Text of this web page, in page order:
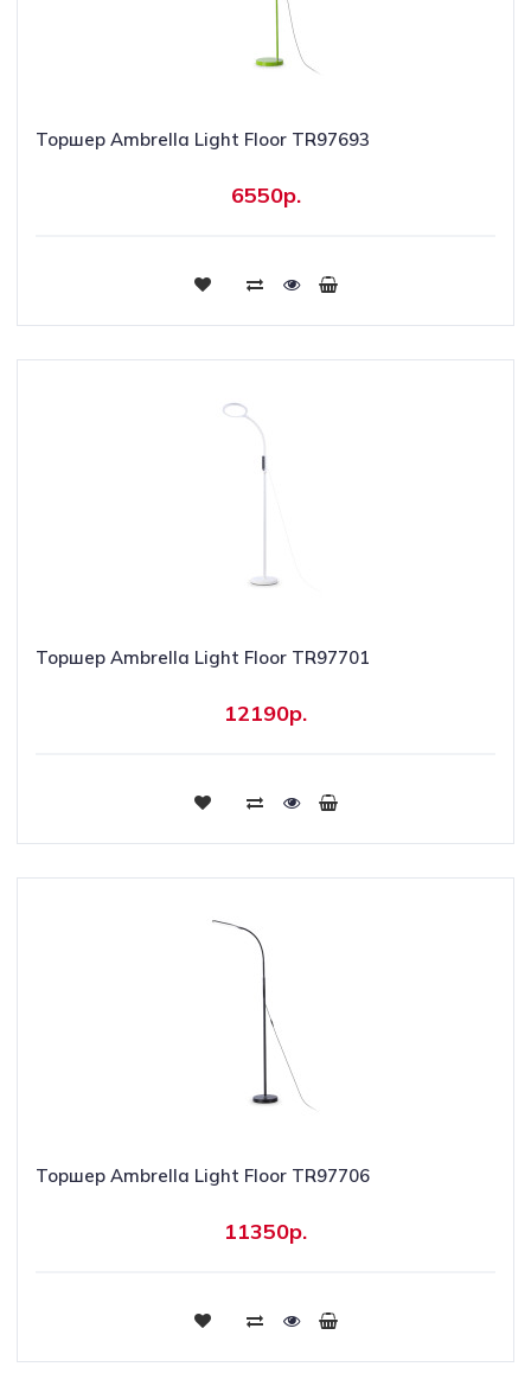
Торшер Ambrella Light Floor TR97693
6550р.
Купить
Торшер Ambrella Light Floor TR97701
12190р.
Купить
Торшер Ambrella Light Floor TR97706
11350р.
Купить